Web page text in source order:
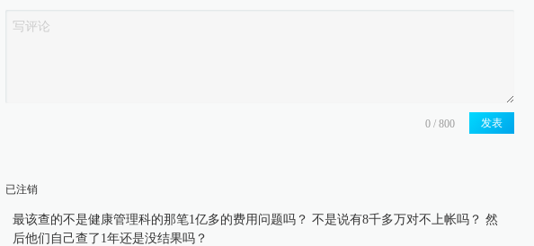
发表
已注销
最该查的不是健康管理科的那笔1亿多的费用问题吗？ 不是说有8千多万对不上帐吗？ 然
后他们自己查了1年还是没结果吗？